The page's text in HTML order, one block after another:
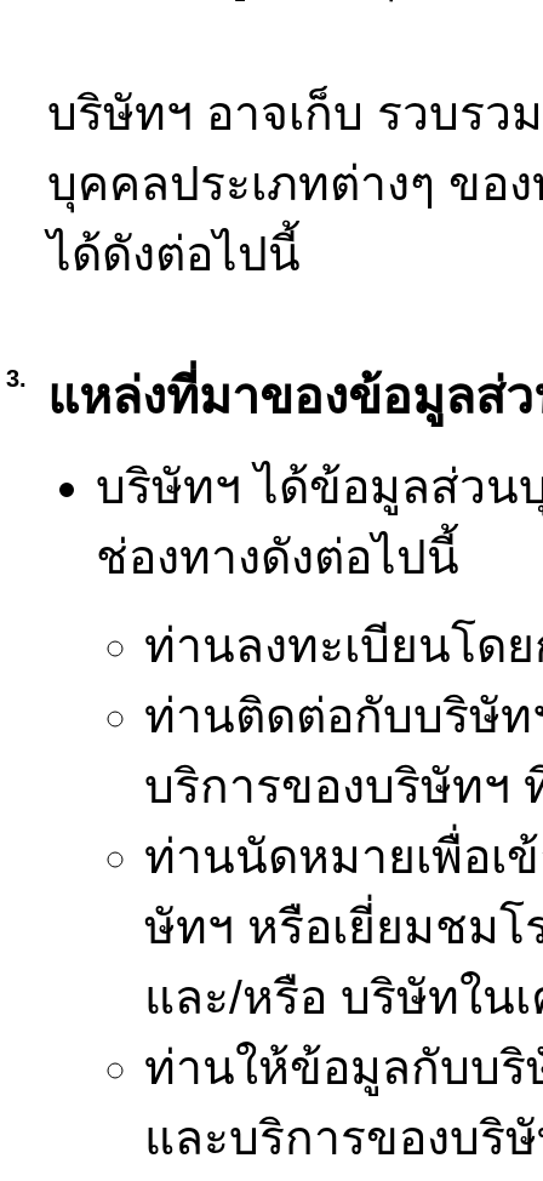
บริษัทฯ อาจเก็บ รวบรว
บุคคลประเภทต่างๆ ขอ
ได้ดังต่อไปนี้
3. แหล่งที่มาของข้อมูลส่
บริษัทฯ ได้ข้อมูลส่วน
ช่องทางดังต่อไปนี้
ท่านลงทะเบียนโด
ท่านติดต่อกับบริษัท
บริการของบริษัทฯ
ท่านนัดหมายเพื่อเ
ษัทฯ หรือเยี่ยมชมโ
และ/หรือ บริษัทใน
ท่านให้ข้อมูลกับบริ
และบริการของบริ